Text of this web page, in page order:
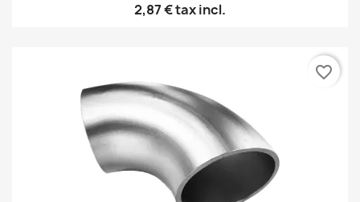
2,87 €tax incl.
favorite_border